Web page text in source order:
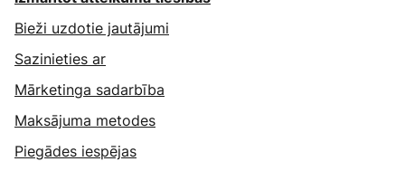
Bieži uzdotie jautājumi
Sazinieties ar
Mārketinga sadarbība
Maksājuma metodes
Piegādes iespējas